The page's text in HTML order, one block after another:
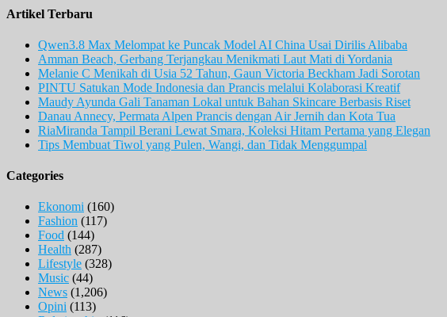
Artikel Terbaru
Qwen3.8 Max Melompat ke Puncak Model AI China Usai Dirilis Alibaba
Amman Beach, Gerbang Terjangkau Menikmati Laut Mati di Yordania
Melanie C Menikah di Usia 52 Tahun, Gaun Victoria Beckham Jadi Sorotan
PINTU Satukan Mode Indonesia dan Prancis melalui Kolaborasi Kreatif
Maudy Ayunda Gali Tanaman Lokal untuk Bahan Skincare Berbasis Riset
Danau Annecy, Permata Alpen Prancis dengan Air Jernih dan Kota Tua
RiaMiranda Tampil Berani Lewat Smara, Koleksi Hitam Pertama yang Elegan
Tips Membuat Tiwol yang Pulen, Wangi, dan Tidak Menggumpal
Categories
Ekonomi (160)
Fashion (117)
Food (144)
Health (287)
Lifestyle (328)
Music (44)
News (1,206)
Opini (113)